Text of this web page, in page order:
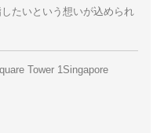
たいという想いが込められ
Tower 1Singapore